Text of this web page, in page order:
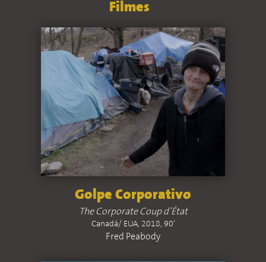
Filmes
Golpe Corporativo
The Corporate Coup d’État
Canadá/ EUA, 2018, 90’
Fred Peabody